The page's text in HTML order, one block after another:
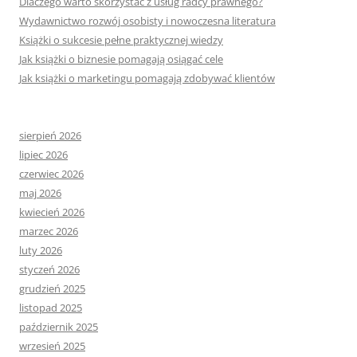
Wydawnictwo rozwój osobisty i nowoczesna literatura
Książki o sukcesie pełne praktycznej wiedzy
Jak książki o biznesie pomagają osiągać cele
Jak książki o marketingu pomagają zdobywać klientów
sierpień 2026
lipiec 2026
czerwiec 2026
maj 2026
kwiecień 2026
marzec 2026
luty 2026
styczeń 2026
grudzień 2025
listopad 2025
październik 2025
wrzesień 2025